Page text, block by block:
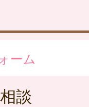
ーム
談